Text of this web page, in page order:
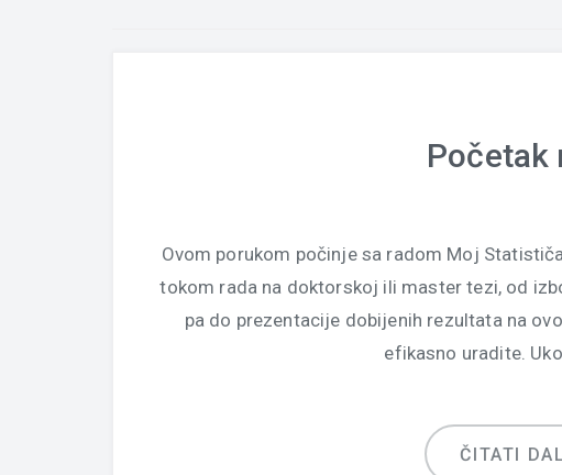
Početak
Ovom porukom počinje sa radom Moj
tokom rada na doktorskoj ili master tezi, od
pa do prezentacije dobijenih rezultata na
efikasno uradite.
ČITATI